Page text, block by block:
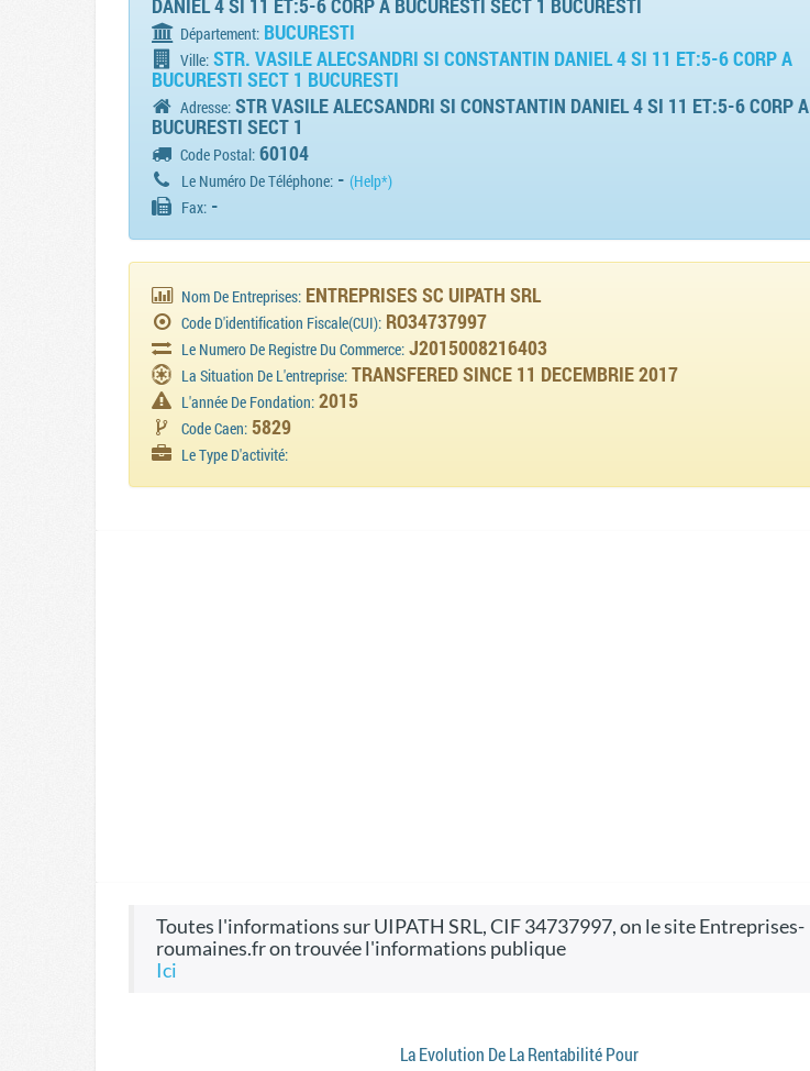
DANIEL 4 SI 11 ET:5-6 CORP A BUCURESTI SECT 1 BUCURESTI
Département: BUCURESTI
Ville: STR. VASILE ALECSANDRI SI CONSTANTIN DANIEL 4 SI 11 ET:5-6 CORP A
BUCURESTI SECT 1 BUCURESTI
Adresse: STR VASILE ALECSANDRI SI CONSTANTIN DANIEL 4 SI 11 ET:5-6 CORP A
BUCURESTI SECT 1
Code Postal: 60104
Le Numéro De Téléphone: -(Help*)
Fax: -
Nom De Entreprises: ENTREPRISES SC UIPATH SRL
Code D'identification Fiscale(CUI): RO34737997
Le Numero De Registre Du Commerce: J2015008216403
La Situation De L'entreprise: TRANSFERED SINCE 11 DECEMBRIE 2017
L'année De Fondation: 2015
Code Caen: 5829
Le Type D'activité:
toutes l'informations sur UIPATH SRL, CIF 34737997, on le site Entreprises-
roumaines.fr on trouvée l'informations publique
ici
La Evolution De La Rentabilité Pour